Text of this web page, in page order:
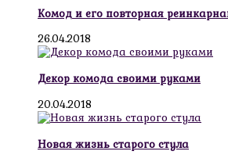
Комод и его повторная
26.04.2018
Декор комода своими руками
20.04.2018
Новая жизнь старого стула